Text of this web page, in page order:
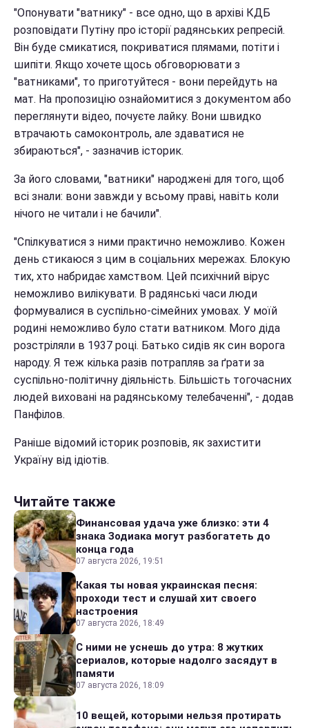
"Опонувати "ватнику" - все одно, що в архіві КДБ
розповідати Путіну про історії радянських репресій.
Він буде смикатися, покриватися плямами, потіти і
шипіти. Якщо хочете щось обговорювати з
"ватниками", то приготуйтеся - вони перейдуть на
мат. На пропозицію ознайомитися з документом або
переглянути відео, почуєте лайку. Вони швидко
втрачають самоконтроль, але здаватися не
збираються", - зазначив історик.
За його словами, "ватники" народжені для того, щоб
всі знали: вони завжди у всьому праві, навіть коли
нічого не читали і не бачили".
"Спілкуватися з ними практично неможливо. Кожен
день стикаюся з цим в соціальних мережах. Блокую
тих, хто набридає хамством. Цей психічний вірус
неможливо вилікувати. В радянські часи люди
формувалися в суспільно-сімейних умовах. У моїй
родині неможливо було стати ватником. Мого діда
розстріляли в 1937 році. Батько сидів як син ворога
народу. Я теж кілька разів потрапляв за ґрати за
суспільно-політичну діяльність. Більшість тогочасних
людей виховані на радянському телебаченні", - додав
Панфілов.
Раніше відомий історик розповів, як захистити
Україну від ідіотів.
Читайте также
Финансовая удача уже близко: эти 4
знака Зодиака могут разбогатеть до
конца года
07 августа 2026, 19:51
Какая ты новая украинская песня:
проходи тест и слушай хит своего
настроения
07 августа 2026, 18:49
С ними не уснешь до утра: 8 жутких
сериалов, которые надолго засядут в
памяти
07 августа 2026, 18:09
10 вещей, которыми нельзя протирать